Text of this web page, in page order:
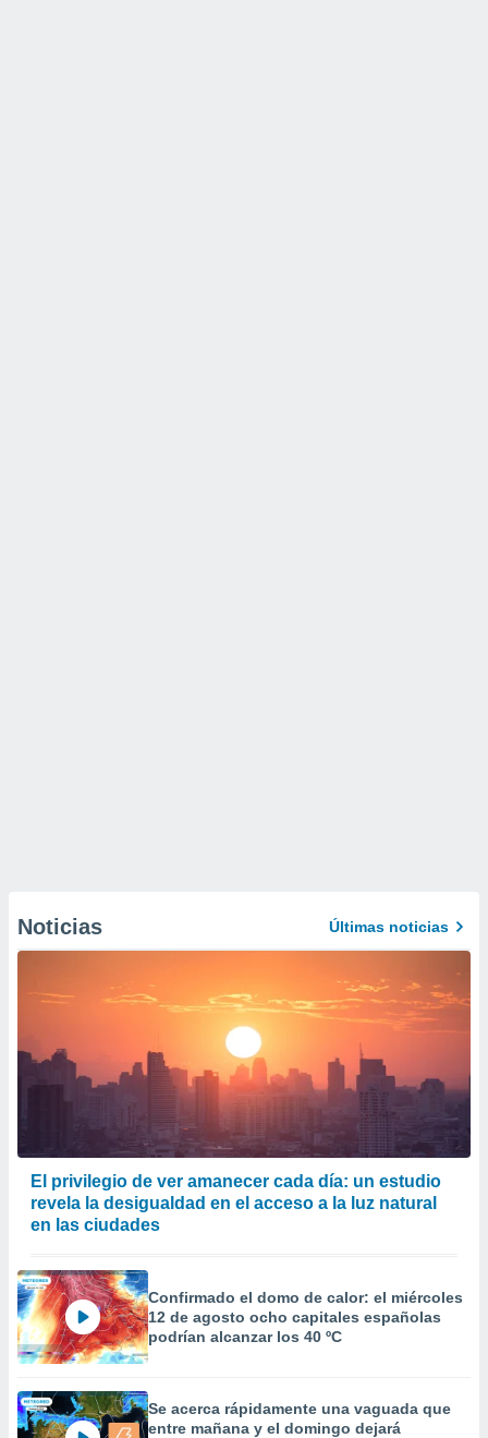
Noticias Últimas noticias
El privilegio de ver amanecer cada día: un estudio
revela la desigualdad en el acceso a la luz natural
en las ciudades
Confirmado el domo de calor: el miércoles
12 de agosto ocho capitales españolas
podrían alcanzar los 40 ºC
Se acerca rápidamente una vaguada que
entre mañana y el domingo dejará